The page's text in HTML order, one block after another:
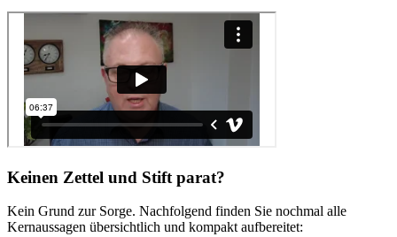
Keinen Zettel und Stift parat?
Kein Grund zur Sorge. Nachfolgend finden Sie nochmal alle
Kernaussagen übersichtlich und kompakt aufbereitet: